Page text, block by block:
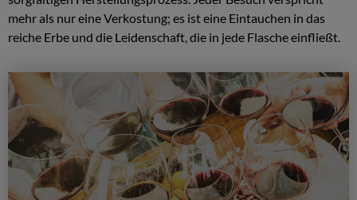
mehr als nur eine Verkostung; es ist eine Eintauchen in das
reiche Erbe und die Leidenschaft, die in jede Flasche einfließt.